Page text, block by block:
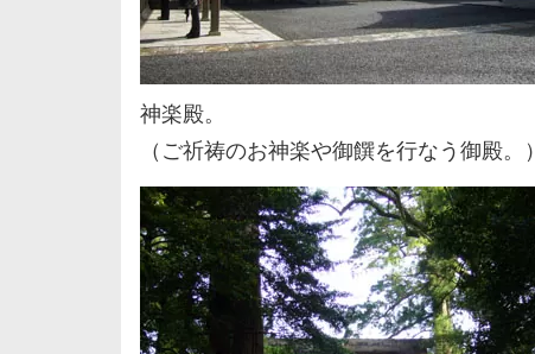
神楽殿。
（ご祈祷のお神楽や御饌を行なう御殿。）